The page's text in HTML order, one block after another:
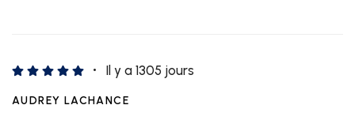
Il y a 1305 jours
AUDREY LACHANCE